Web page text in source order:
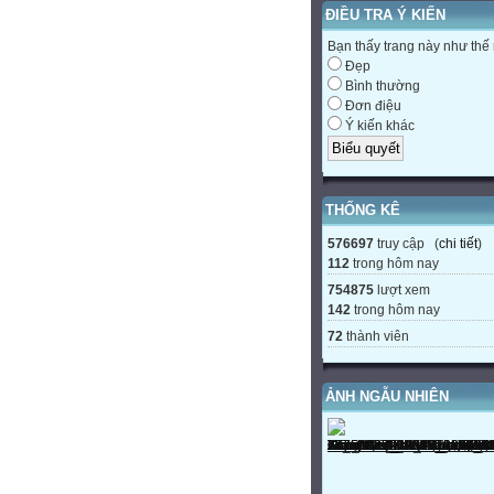
ĐIỀU TRA Ý KIẾN
Bạn thấy trang này như thế
Đẹp
Bình thường
Đơn điệu
Ý kiến khác
THỐNG KÊ
576697 truy cập (chi tiết)
112 trong hôm nay
754875 lượt xem
142 trong hôm nay
72 thành viên
ẢNH NGẪU NHIÊN